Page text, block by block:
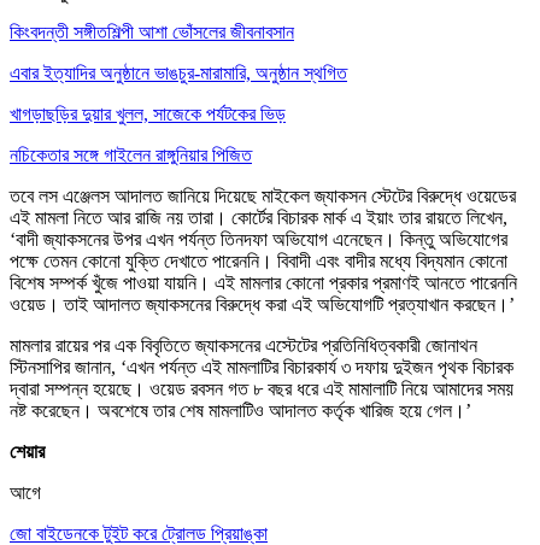
কিংবদন্তী সঙ্গীতশিল্পী আশা ভোঁসলের জীবনাবসান
এবার ইত্যাদির অনুষ্ঠানে ভাঙচুর-মারামারি, অনুষ্ঠান স্থগিত
খাগড়াছড়ির দুয়ার খুলল, সাজেকে পর্যটকের ভিড়
নচিকেতার সঙ্গে গাইলেন রাঙ্গুনিয়ার পিজিত
তবে লস এঞ্জেলস আদালত জানিয়ে দিয়েছে মাইকেল জ্যাকসন স্টেটের বিরুদ্ধে ওয়েডের
এই মামলা নিতে আর রাজি নয় তারা। কোর্টের বিচারক মার্ক এ ইয়াং তার রায়তে লিখেন,
‘বাদী জ্যাকসনের উপর এখন পর্যন্ত তিনদফা অভিযোগ এনেছেন। কিন্তু অভিযোগের
পক্ষে তেমন কোনো যুক্তি দেখাতে পারেননি। বিবাদী এবং বাদীর মধ্যে বিদ্যমান কোনো
বিশেষ সম্পর্ক খুঁজে পাওয়া যায়নি। এই মামলার কোনো প্রকার প্রমাণই আনতে পারেননি
ওয়েড। তাই আদালত জ্যাকসনের বিরুদ্ধে করা এই অভিযোগটি প্রত্যাখান করছেন।’
মামলার রায়ের পর এক বিবৃতিতে জ্যাকসনের এস্টেটের প্রতিনিধিত্বকারী জোনাথন
স্টিনসাপির জানান, ‘এখন পর্যন্ত এই মামলাটির বিচারকার্য ৩ দফায় দুইজন পৃথক বিচারক
দ্বারা সম্পন্ন হয়েছে। ওয়েড রবসন গত ৮ বছর ধরে এই মামালাটি নিয়ে আমাদের সময়
নষ্ট করেছেন। অবশেষে তার শেষ মামলাটিও আদালত কর্তৃক খারিজ হয়ে গেল।’
শেয়ার
আগে
জো বাইডেনকে টুইট করে ট্রোলড প্রিয়াঙ্কা